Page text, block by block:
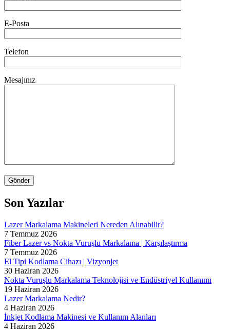
E-Posta
Telefon
Mesajınız
Son Yazılar
Lazer Markalama Makineleri Nereden Alınabilir?
7 Temmuz 2026
Fiber Lazer vs Nokta Vuruşlu Markalama | Karşılaştırma
7 Temmuz 2026
El Tipi Kodlama Cihazı | Vizyonjet
30 Haziran 2026
Nokta Vuruşlu Markalama Teknolojisi ve Endüstriyel Kullanımı
19 Haziran 2026
Lazer Markalama Nedir?
4 Haziran 2026
İnkjet Kodlama Makinesi ve Kullanım Alanları
4 Haziran 2026